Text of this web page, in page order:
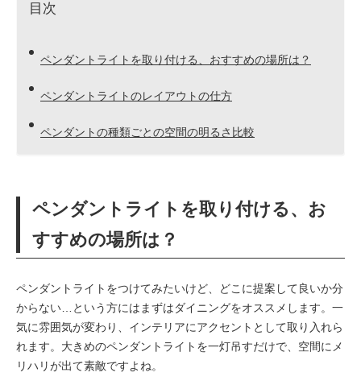
目次
ペンダントライトを取り付ける、おすすめの場所は？
ペンダントライトのレイアウトの仕方
ペンダントの種類ごとの空間の明るさ比較
ペンダントライトを取り付ける、お
すすめの場所は？
ペンダントライトをつけてみたいけど、どこに提案して良いか分
からない…という方にはまずはダイニングをオススメします。一
気に雰囲気が変わり、インテリアにアクセントとして取り入れら
れます。大きめのペンダントライトを一灯吊すだけで、空間にメ
リハリが出て素敵ですよね。